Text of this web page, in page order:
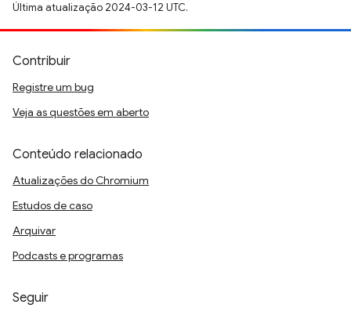
Última atualização 2024-03-12 UTC.
Contribuir
Registre um bug
Veja as questões em aberto
Conteúdo relacionado
Atualizações do Chromium
Estudos de caso
Arquivar
Podcasts e programas
Seguir